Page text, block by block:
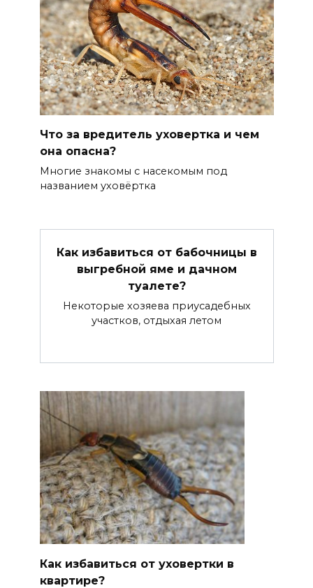
Что за вредитель уховертка и чем
она опасна?
Многие знакомы с насекомым под
названием уховёртка
Как избавиться от бабочницы в
выгребной яме и дачном
туалете?
Некоторые хозяева приусадебных
участков, отдыхая летом
Как избавиться от уховертки в
квартире?